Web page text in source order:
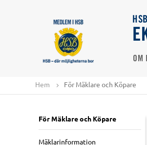
OM
Hem För Mäklare och Köpare
För Mäklare och Köpare
Mäklarinformation